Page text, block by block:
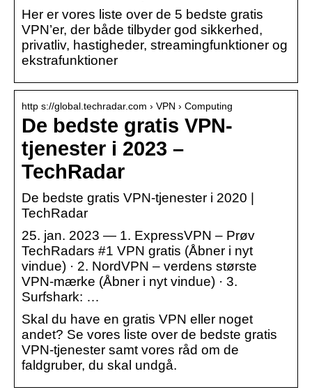
Her er vores liste over de 5 bedste gratis
VPN’er, der både tilbyder god sikkerhed,
privatliv, hastigheder, streamingfunktioner og
ekstrafunktioner
http s://global.techradar.com › VPN › Computing
De bedste gratis VPN-
tjenester i 2023 –
TechRadar
De bedste gratis VPN-tjenester i 2020 |
TechRadar
25. jan. 2023 — 1. ExpressVPN – Prøv
TechRadars #1 VPN gratis (Åbner i nyt
vindue) · 2. NordVPN – verdens største
VPN-mærke (Åbner i nyt vindue) · 3.
Surfshark: …
Skal du have en gratis VPN eller noget
andet? Se vores liste over de bedste gratis
VPN-tjenester samt vores råd om de
faldgruber, du skal undgå.